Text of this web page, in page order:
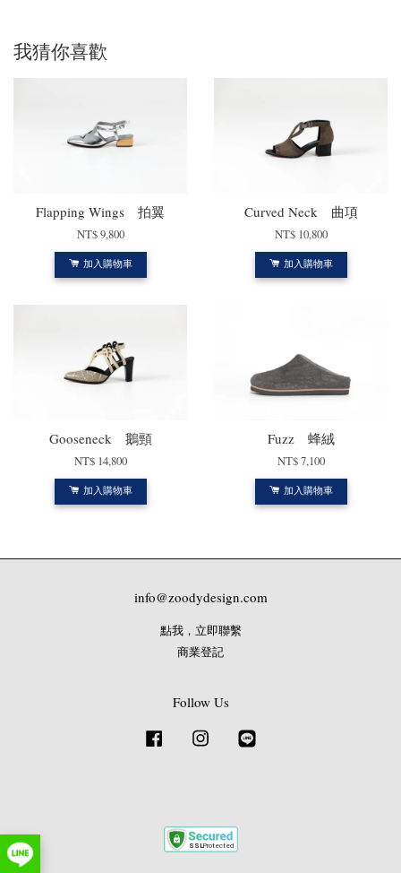
我猜你喜歡
Flapping Wings 拍翼
NT$ 9,800
加入購物車
Curved Neck 曲項
NT$ 10,800
加入購物車
Gooseneck 鵝頸
NT$ 14,800
加入購物車
Fuzz 蜂絨
NT$ 7,100
加入購物車
info@zoodydesign.com
點我，立即聯繫
商業登記
Follow Us
Facebook Instagram